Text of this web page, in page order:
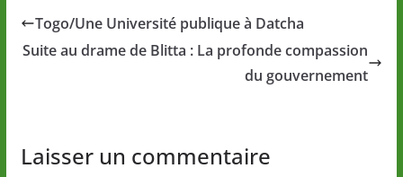
Togo/Une Université publique à Datcha
Suite au drame de Blitta : La profonde compassion
du gouvernement
Laisser un commentaire